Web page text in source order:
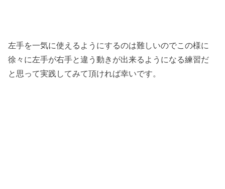
左手を一気に使えるようにするのは難しいのでこの様に
徐々に左手が右手と違う動きが出来るようになる練習だ
と思って実践してみて頂ければ幸いです。